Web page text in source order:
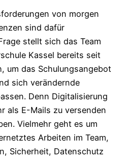
von morgen
sind dafür
stellt sich das Team
Kassel bereits seit
um das Schulungsangebot
sich verändernde
Denn Digitalisierung
als E-Mails zu versenden
Vielmehr geht es um
Arbeiten im Team,
Sicherheit, Datenschutz